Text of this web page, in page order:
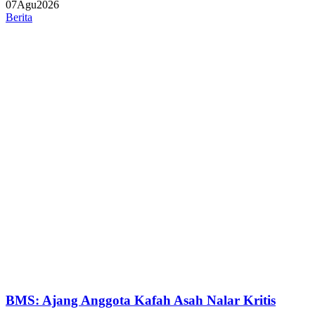
07Agu2026
Berita
BMS: Ajang Anggota Kafah Asah Nalar Kritis